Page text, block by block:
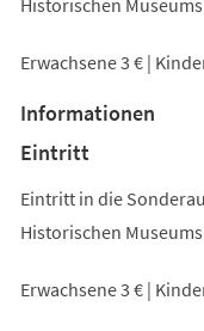
Erwachsene 3 € |
Informationen
Eintritt
Eintritt in die
Historischen
Erwachsene 3 € |